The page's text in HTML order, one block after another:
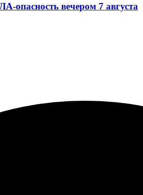
опасность вечером 7 августа